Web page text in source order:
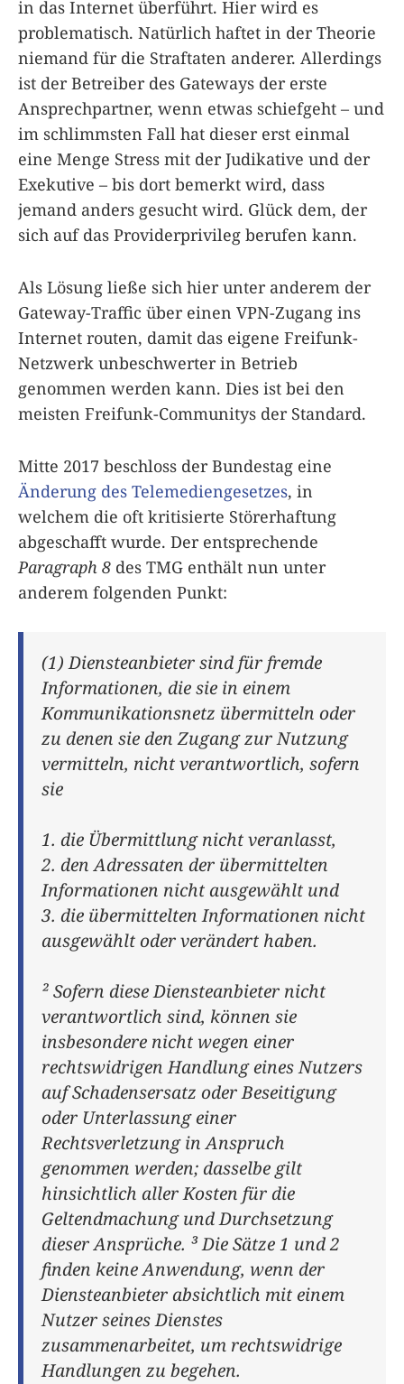
in das Internet überführt. Hier wird es
problematisch. Natürlich haftet in der Theorie
niemand für die Straftaten anderer. Allerdings
ist der Betreiber des Gateways der erste
Ansprechpartner, wenn etwas schiefgeht – und
im schlimmsten Fall hat dieser erst einmal
eine Menge Stress mit der Judikative und der
Exekutive – bis dort bemerkt wird, dass
jemand anders gesucht wird. Glück dem, der
sich auf das Providerprivileg berufen kann.
Als Lösung ließe sich hier unter anderem der
Gateway-Traffic über einen VPN-Zugang ins
Internet routen, damit das eigene Freifunk-
Netzwerk unbeschwerter in Betrieb
genommen werden kann. Dies ist bei den
meisten Freifunk-Communitys der Standard.
Mitte 2017 beschloss der Bundestag eine
Änderung des Te­le­me­di­en­ge­set­zes, in
welchem die oft kritisierte Störerhaftung
abgeschafft wurde. Der entsprechende
Paragraph 8 des TMG enthält nun unter
anderem folgenden Punkt:
(1) Diensteanbieter sind für fremde
Informationen, die sie in einem
Kommunikationsnetz übermitteln oder
zu denen sie den Zugang zur Nutzung
vermitteln, nicht verantwortlich, sofern
sie
1. die Übermittlung nicht veranlasst,
2. den Adressaten der übermittelten
Informationen nicht ausgewählt und
3. die übermittelten Informationen nicht
ausgewählt oder verändert haben.
² Sofern diese Diensteanbieter nicht
verantwortlich sind, können sie
insbesondere nicht wegen einer
rechtswidrigen Handlung eines Nutzers
auf Schadensersatz oder Beseitigung
oder Unterlassung einer
Rechtsverletzung in Anspruch
genommen werden; dasselbe gilt
hinsichtlich aller Kosten für die
Geltendmachung und Durchsetzung
dieser Ansprüche. ³ Die Sätze 1 und 2
finden keine Anwendung, wenn der
Diensteanbieter absichtlich mit einem
Nutzer seines Dienstes
zusammenarbeitet, um rechtswidrige
Handlungen zu begehen.